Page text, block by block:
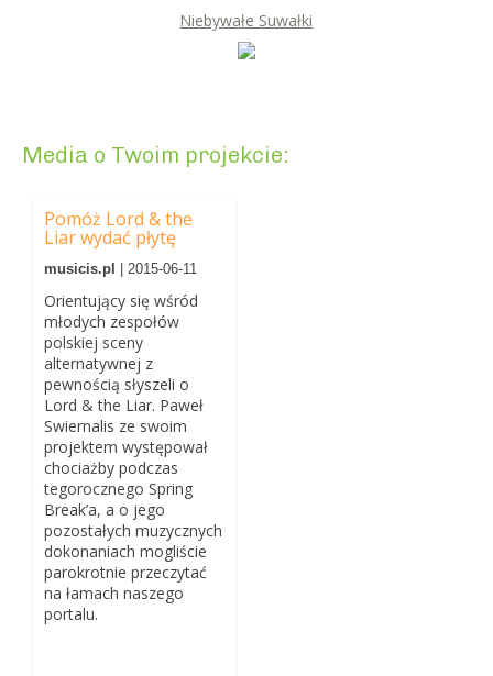
Niebywałe Suwałki
Media o Twoim projekcie:
Pomóż Lord & the
Liar wydać płytę
musicis.pl | 2015-06-11
Orientujący się wśród
młodych zespołów
polskiej sceny
alternatywnej z
pewnością słyszeli o
Lord & the Liar. Paweł
Swiernalis ze swoim
projektem występował
chociażby podczas
tegorocznego Spring
Break’a, a o jego
pozostałych muzycznych
dokonaniach mogliście
parokrotnie przeczytać
na łamach naszego
portalu.